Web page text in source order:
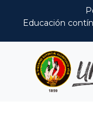
Educación